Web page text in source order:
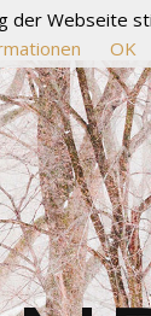
der Webseite
OK